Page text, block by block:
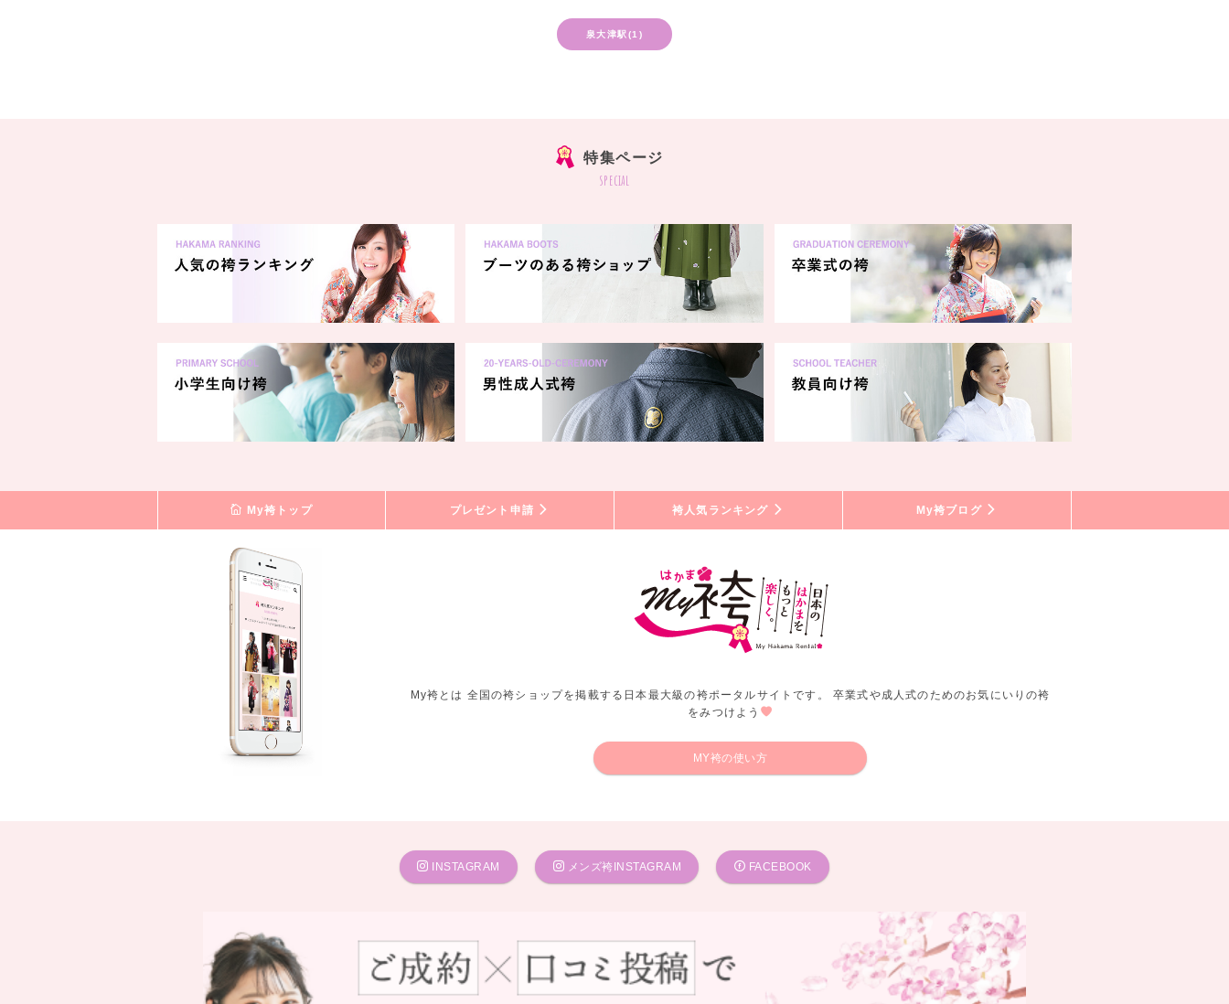
泉大津駅(1)
特集ページ
special
My袴トップ プレゼント申請 袴人気ランキング My袴ブログ
My袴とは 全国の袴ショップを掲載する日本最大級の袴ポータルサイトです。 卒業式や成人式のためのお気にいりの袴
をみつけよう
MY袴の使い方
INSTAGRAM メンズ袴INSTAGRAM FACEBOOK